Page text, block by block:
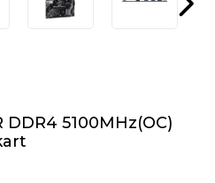
5100MHz(OC)